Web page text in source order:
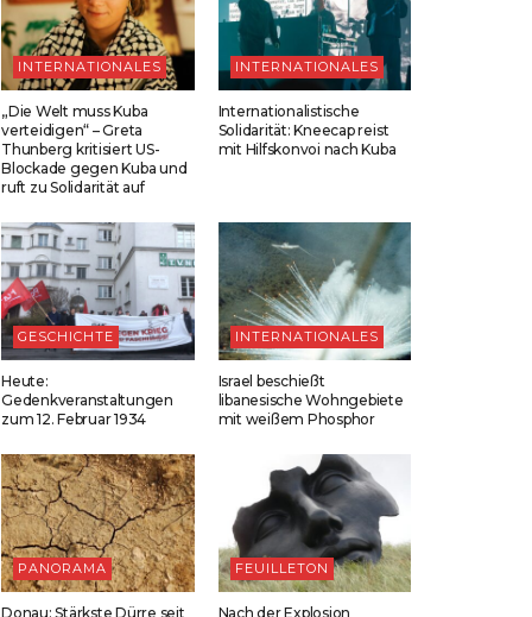
INTERNATIONALES
„Die Welt muss Kuba
verteidigen“ – Greta
Thunberg kritisiert US-
Blockade gegen Kuba und
ruft zu Solidarität auf
INTERNATIONALES
Internationalistische
Solidarität: Kneecap reist
mit Hilfskonvoi nach Kuba
GESCHICHTE
Heute:
Gedenkveranstaltungen
zum 12. Februar 1934
INTERNATIONALES
Israel beschießt
libanesische Wohngebiete
mit weißem Phosphor
PANORAMA
Donau: Stärkste Dürre seit
FEUILLETON
Nach der Explosion